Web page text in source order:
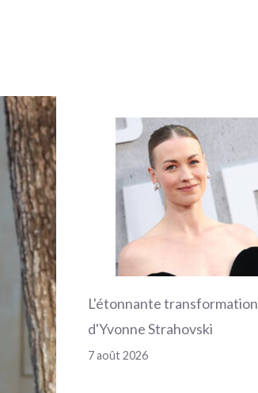
L'étonnante transformation
d'Yvonne Strahovski
7 août 2026